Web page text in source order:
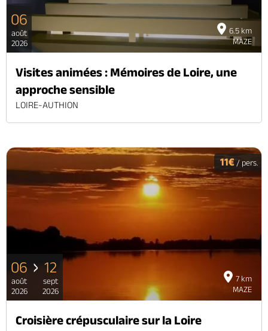
6.5 km
MAZE
06
août
2026
Visites animées : Mémoires de Loire, une
approche sensible
LOIRE-AUTHION
7 km
MAZE
11€ / pers.
06
août
2026
12
sept
2026
Croisière crépusculaire sur la Loire